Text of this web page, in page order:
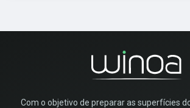
Com o objetivo de preparar as superfícies